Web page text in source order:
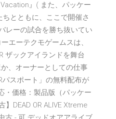
』( また、パッケー
とともに、ここで開催さ
レーの試合を勝ち抜いてい
エーテクモゲームスは、
ザックアイランドを舞台
、オーナーとしての仕事
スポート」の無料配布が
・価格：製品版（パッケー
DEAD OR ALIVE Xtreme